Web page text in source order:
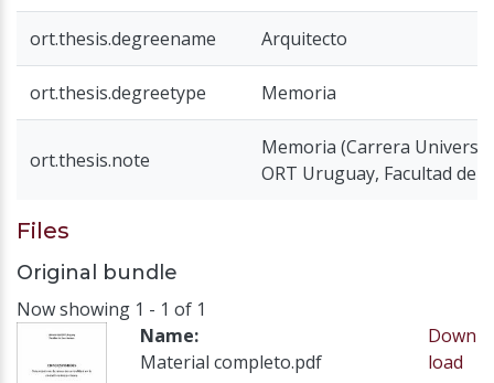
ort.thesis.degreename Arquitecto
ort.thesis.degreetype Memoria
ort.thesis.note
Memoria (Carrera
ORT Uruguay, Facultad de
Files
Original bundle
Now showing 1 - 1 of 1
Name:
Material completo.pdf
Down
load